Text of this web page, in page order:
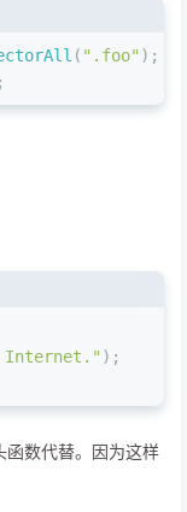
( ".foo" );
Internet." );
函数代替。因为这样